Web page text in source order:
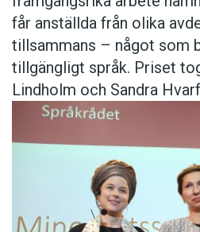
får anställda från olika
tillsammans – något som
tillgängligt språk. Priset
Lindholm och Sandra